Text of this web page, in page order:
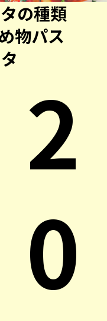
の種類
物パス
2
0